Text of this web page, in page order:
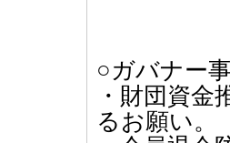
○ガバナー
・財団資
るお願い。